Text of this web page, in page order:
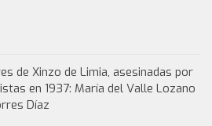
de Xinzo de Limia, asesinadas por
en 1937: María del Valle Lozano
Díaz